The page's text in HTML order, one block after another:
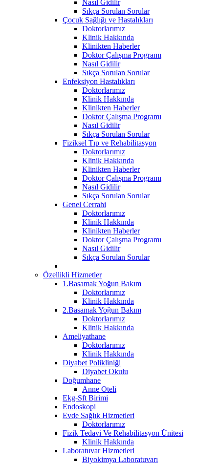
Nasıl Gidilir
Sıkça Sorulan Sorular
Çocuk Sağlığı ve Hastalıkları
Doktorlarımız
Klinik Hakkında
Klinikten Haberler
Doktor Çalışma Programı
Nasıl Gidilir
Sıkça Sorulan Sorular
Enfeksiyon Hastalıkları
Doktorlarımız
Klinik Hakkında
Klinikten Haberler
Doktor Çalışma Programı
Nasıl Gidilir
Sıkça Sorulan Sorular
Fiziksel Tıp ve Rehabilitasyon
Doktorlarımız
Klinik Hakkında
Klinikten Haberler
Doktor Çalışma Programı
Nasıl Gidilir
Sıkça Sorulan Sorular
Genel Cerrahi
Doktorlarımız
Klinik Hakkında
Klinikten Haberler
Doktor Çalışma Programı
Nasıl Gidilir
Sıkça Sorulan Sorular
Özellikli Hizmetler
1.Basamak Yoğun Bakım
Doktorlarımız
Klinik Hakkında
2.Basamak Yoğun Bakım
Doktorlarımız
Klinik Hakkında
Ameliyathane
Doktorlarımız
Klinik Hakkında
Diyabet Polikliniği
Diyabet Okulu
Doğumhane
Anne Oteli
Ekg-Sft Birimi
Endoskopi
Evde Sağlık Hizmetleri
Doktorlarımız
Fizik Tedavi Ve Rehabilitasyon Ünitesi
Klinik Hakkında
Laboratuvar Hizmetleri
Biyokimya Laboratuvarı